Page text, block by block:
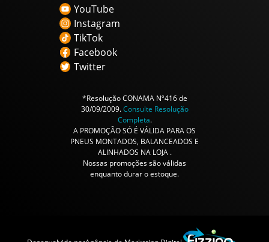
YouTube
Instagram
TikTok
Facebook
Twitter
*Resolução CONAMA Nº416 de
30/09/2009.Consulte Resolução
Completa.
A PROMOÇÃO SÓ É VÁLIDA PARA OS
PNEUS MONTADOS, BALANCEADOS E
ALINHADOS NA LOJA .
Nossas promoções são válidas
enquanto durar o estoque.